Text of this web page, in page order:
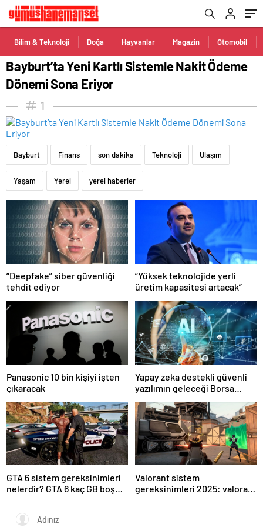
Bilim & Teknoloji Doğa Hayvanlar Magazin Otomobil
Bayburt’ta Yeni Kartlı Sistemle Nakit Ödeme
Dönemi Sona Eriyor
1
Bayburt Finans son dakika Teknoloji Ulaşım
Yaşam Yerel yerel haberler
“Deepfake” siber güvenliği
tehdit ediyor
“Yüksek teknolojide yerli
üretim kapasitesi artacak”
Panasonic 10 bin kişiyi işten
çıkaracak
Yapay zeka destekli güvenli
yazılımın geleceği Borsa
GTA 6 sistem gereksinimleri
nelerdir? GTA 6 kaç GB boş
alan istiyor?
Valorant sistem
gereksinimleri 2025: valorant
kaç gb yer kaplar?